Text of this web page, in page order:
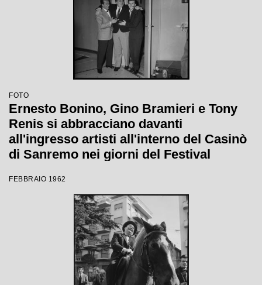
FOTO
Ernesto Bonino, Gino Bramieri e Tony
Renis si abbracciano davanti
all'ingresso artisti all'interno del Casinò
di Sanremo nei giorni del Festival
FEBBRAIO 1962